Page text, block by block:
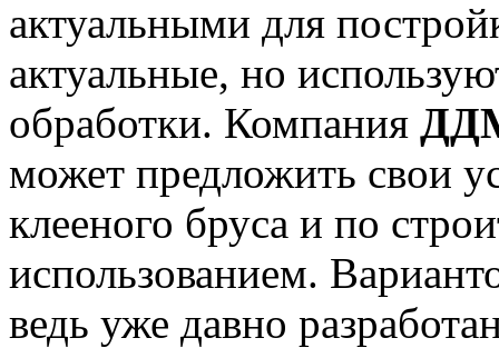
актуальными для
актуальные, но
обработки. Компания
может предложить свои
клееного бруса и по
использованием.
ведь уже давно